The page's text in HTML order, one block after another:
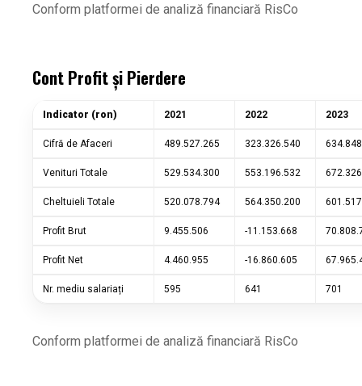
Conform platformei de analiză financiară RisCo
Cont Profit și Pierdere
Indicator (ron) 2021 2022 2023
Cifră de Afaceri 489.527.265 323.326.540
Venituri Totale 529.534.300 553.196.532
Cheltuieli Totale 520.078.794 564.350.200
Profit Brut 9.455.506 -11.153.668
Profit Net 4.460.955 -16.860.605
Nr. mediu salariați 595 641 701
Conform platformei de analiză financiară RisCo